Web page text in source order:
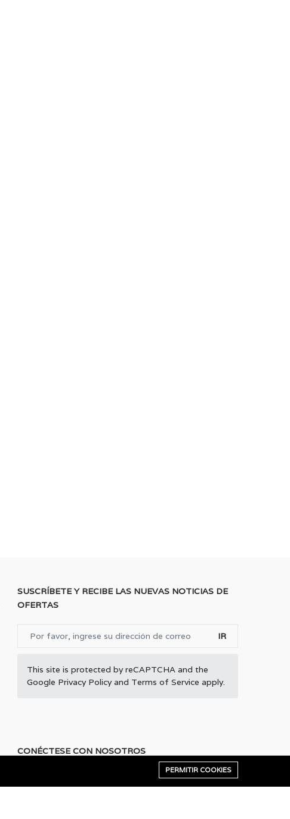
SUSCRÍBETE Y RECIBE LAS NUEVAS NOTICIAS DE
OFERTAS
IR
This site is protected by reCAPTCHA and the
Google Privacy Policyand Terms of Service apply.
CONÉCTESE CON NOSOTROS
PERMITIR COOKIES